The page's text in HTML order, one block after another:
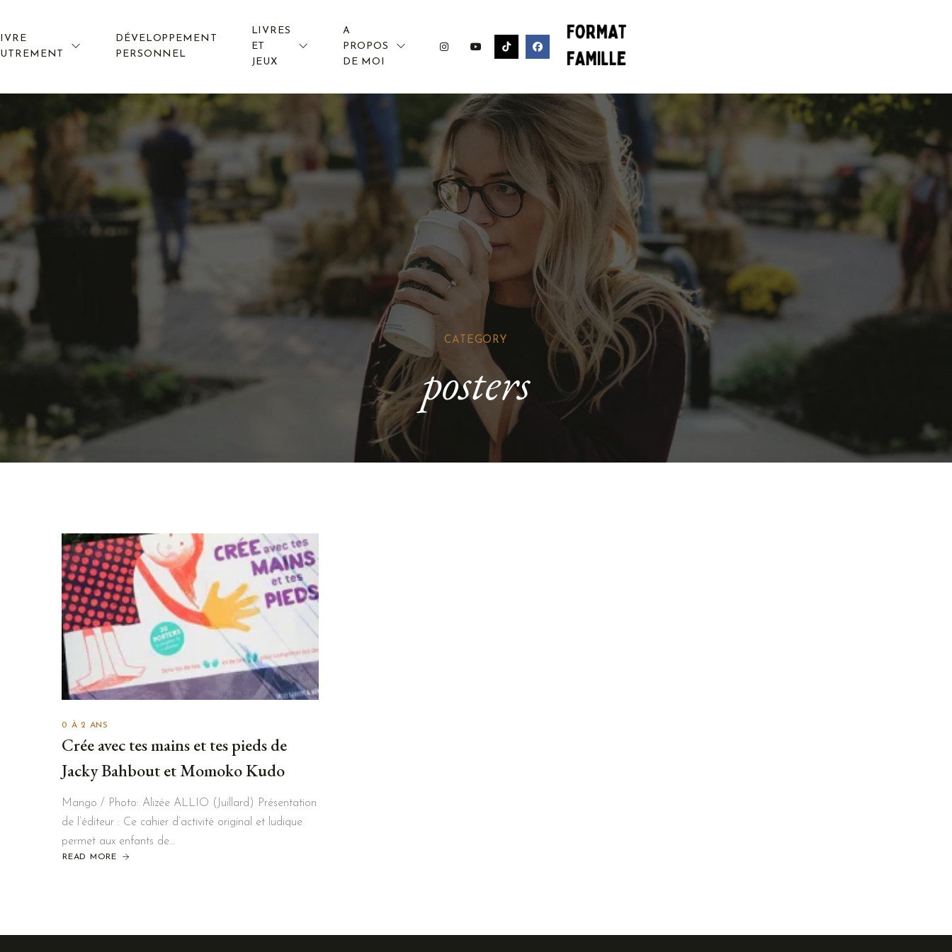
DÉVELOPPEMENT
PERSONNEL
LIVRES
ET
JEUX
A
PROPOS
DE MOI
CATEGORY
posters
0 À 2 ANS
Crée avec tes mains et tes pieds de
Jacky Bahbout et Momoko Kudo
Mango / Photo: Alizée ALLIO (Juillard) Présentation
de l’éditeur : Ce cahier d’activité original et ludique
permet aux enfants de…
READ MORE